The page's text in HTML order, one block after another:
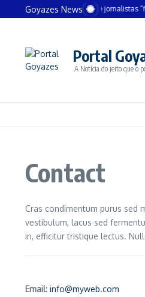
Ir para o conteúdo
Goyazes News
Chanceler alemão diz que jornalistas
Portal
A Notícia do jeito que o
Contact
Cras condimentum purus sed
vestibulum, lacus sed
in, efficitur tristique lectus.
Email: info@myweb.com